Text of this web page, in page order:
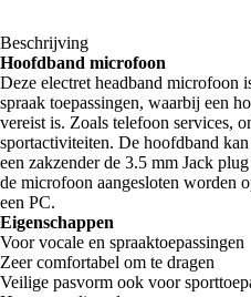
Beschrijving
Hoofdband microfoon
Deze electret headband microfoon
spraak toepassingen, waarbij een
vereist is. Zoals telefoon services,
sportactiviteiten. De hoofdband
een zakzender de 3.5 mm Jack
de microfoon aangesloten worden
een PC.
Eigenschappen
Voor vocale en spraaktoepassingen
Zeer comfortabel om te dragen
Veilige pasvorm ook voor